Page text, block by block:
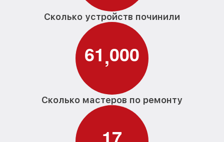
Сколько устройств починили
61,000
Сколько мастеров по ремонту